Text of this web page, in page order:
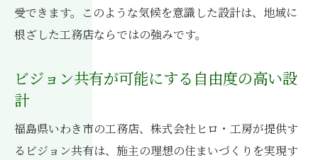
受できます。このような気候を意識した設計は、地域に
根ざした工務店ならではの強みです。
ビジョン共有が可能にする自由度の高い設
計
福島県いわき市の工務店、株式会社ヒロ・工房が提供す
るビジョン共有は、施主の理想の住まいづくりを実現す